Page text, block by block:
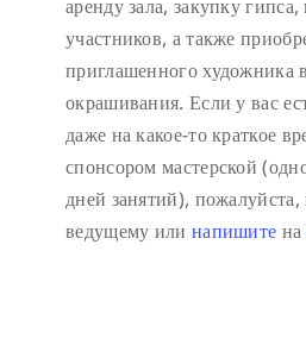
аренду зала, закупку
участников, а также
приглашенного художника
окрашивания. Если у вас
даже на какое-то краткое
спонсором мастерской
дней занятий),
ведущему или напишите на